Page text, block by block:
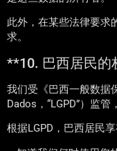
此外，在某些法律要求
求。
**10. 巴西居民的
我们受《巴西一般数据
Dados，“LGPD”）监管
根据LGPD，巴西居民